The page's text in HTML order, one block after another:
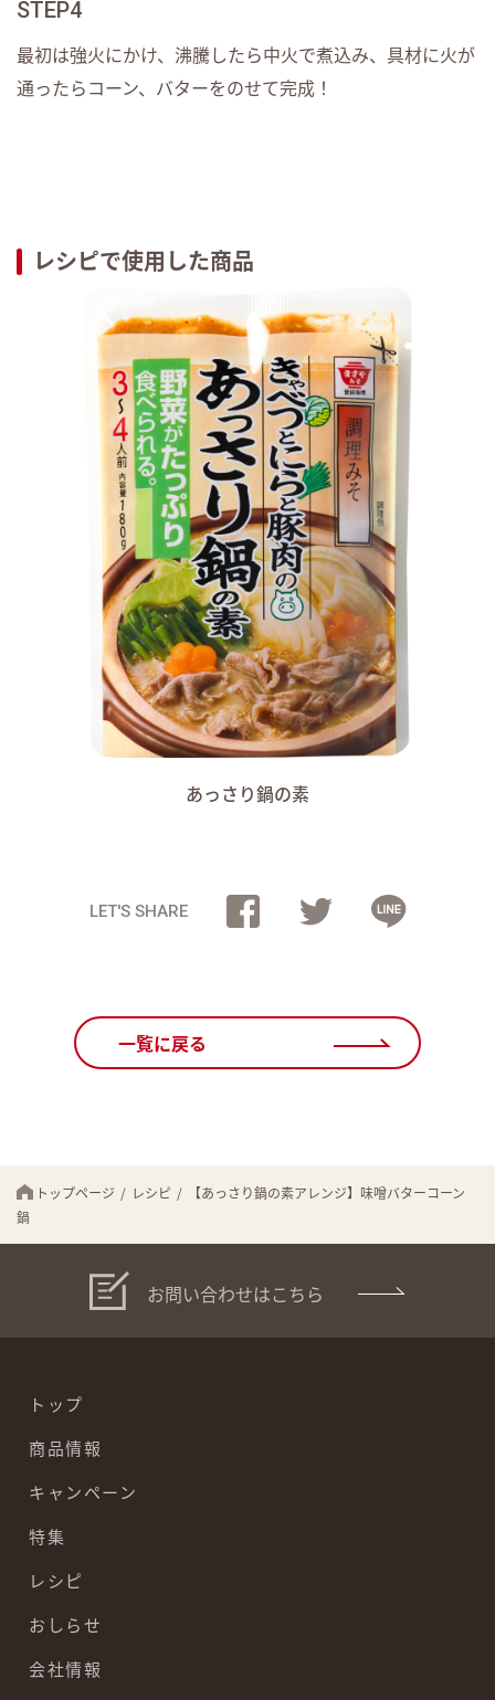
STEP4
最初は強火にかけ、沸騰したら中火で煮込み、具材に火が
通ったらコーン、バターをのせて完成！
レシピで使用した商品
あっさり鍋の素
LET'S SHARE
一覧に戻る
トップページ / レシピ /
【あっさり鍋の素アレンジ】味噌バターコーン
鍋
お問い合わせはこちら
トップ
商品情報
キャンペーン
特集
レシピ
おしらせ
会社情報